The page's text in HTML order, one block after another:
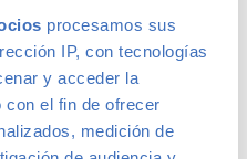
procesamos sus
IP, con tecnologías
y acceder la
el fin de ofrecer
medición de
multimarca
coches de ocasión más
de una gran variedad de
vehículo de segunda mano